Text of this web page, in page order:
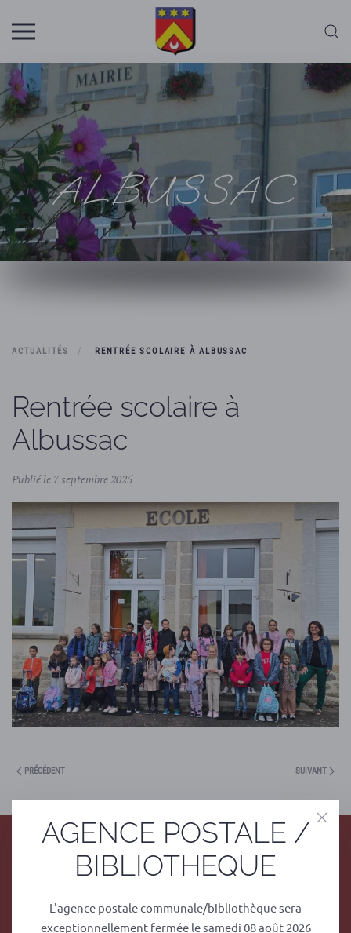
Skip to main content
ALBUSSAC
ACTUALITÉS RENTRÉE SCOLAIRE À ALBUSSAC
Rentrée scolaire à
Albussac
Publié le 7 septembre 2025
PRÉCÉDENT SUIVANT
AGENCE POSTALE /
BIBLIOTHEQUE
L'agence postale communale/bibliothèque sera
exceptionnellement fermée le samedi 08 août 2026